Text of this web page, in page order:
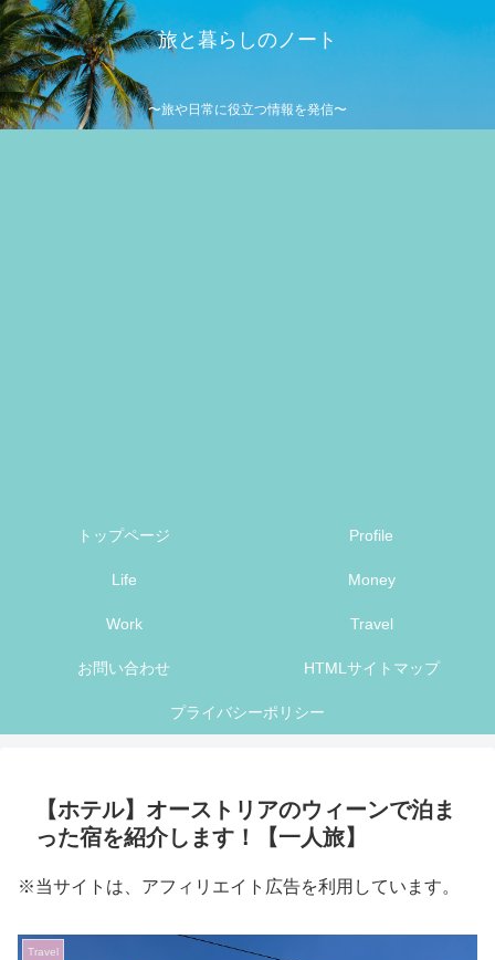
旅と暮らしのノート
〜旅や日常に役立つ情報を発信〜
トップページ Profile
Life Money
Work Travel
お問い合わせ HTMLサイトマップ
プライバシーポリシー
【ホテル】オーストリアのウィーンで泊ま
った宿を紹介します！【一人旅】
※当サイトは、アフィリエイト広告を利用しています。
Travel